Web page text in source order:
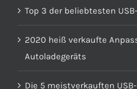
Top 3 der beliebtesten
2020 heiß verkaufte
Autoladegeräts
Die 5 meistverkauften